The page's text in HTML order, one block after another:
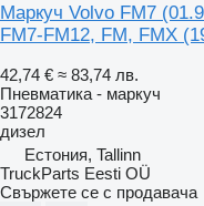
Маркуч Volvo FM7
FM7-FM12, FM, FMX
42,74 € ≈ 83,74 лв.
Пневматика - маркуч
3172824
дизел
Естония, Tallinn
TruckParts Eesti OÜ
Свържете се с продавача